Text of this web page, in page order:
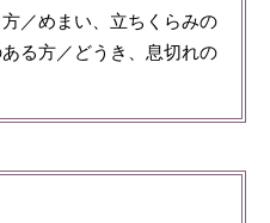
／めまい、立ちくらみの
る方／どうき、息切れの